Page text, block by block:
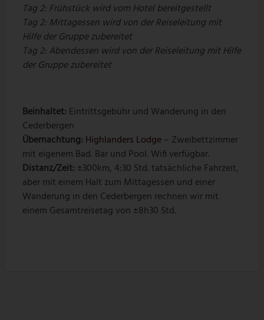
Tag 2: Frühstück wird vom Hotel bereitgestellt
Tag 2: Mittagessen wird von der Reiseleitung mit
Hilfe der Gruppe zubereitet
Tag 2: Abendessen wird von der Reiseleitung mit Hilfe
der Gruppe zubereitet
Beinhaltet: Eintrittsgebühr und Wanderung in den
Cederbergen
Übernachtung: Highlanders Lodge– Zweibettzimmer
mit eigenem Bad. Bar und Pool. Wifi verfügbar.
Distanz/Zeit: ±300km, 4:30 Std. tatsächliche Fahrzeit,
aber mit einem Halt zum Mittagessen und einer
Wanderung in den Cederbergen rechnen wir mit
einem Gesamtreisetag von ±8h30 Std.